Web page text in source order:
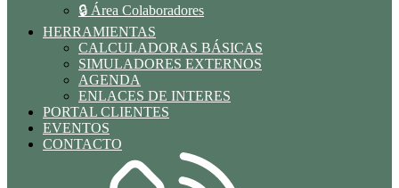
🔒 Área Colaboradores
HERRAMIENTAS
CALCULADORAS BÁSICAS
SIMULADORES EXTERNOS
AGENDA
ENLACES DE INTERES
PORTAL CLIENTES
EVENTOS
CONTACTO